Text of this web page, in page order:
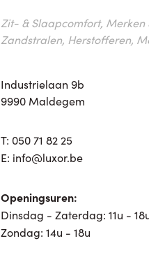
Zit- & Slaapcomfort, Merken
Zandstralen, Herstofferen,
Industrielaan 9b
9990 Maldegem
T: 050 71 82 25
E: info@luxor.be
Openingsuren:
Dinsdag - Zaterdag: 11u -
Zondag: 14u - 18u